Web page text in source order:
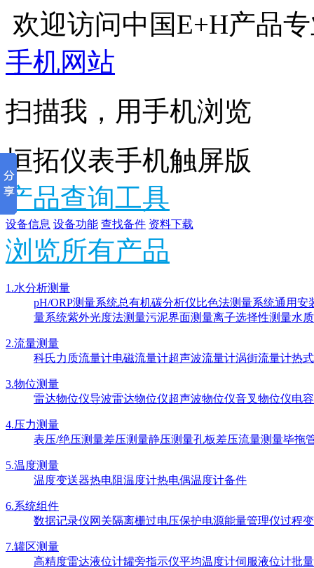
欢迎访问中国E+H产品
手机网站
扫描我，用手机浏览
恒拓仪表手机触屏版
产品查询工具
设备信息 设备功能 查找备件 资料下载
浏览所有产品
1.水分析测量
pH/ORP测量系统总有机碳分析仪比色法测量系统通用安
量系统紫外光度法测量污泥界面测量离子选择性测量水
2.流量测量
科氏力质流量计电磁流量计超声波流量计涡街流量计热
3.物位测量
雷达物位仪导波雷达物位仪超声波物位仪音叉物位仪电
4.压力测量
表压/绝压测量差压测量静压测量孔板差压流量测量毕拖
5.温度测量
温度变送器热电阻温度计热电偶温度计备件
6.系统组件
数据记录仪网关隔离栅过电压保护电源能量管理仪过程
7.罐区测量
高精度雷达液位计罐旁指示仪平均温度计伺服液位计批